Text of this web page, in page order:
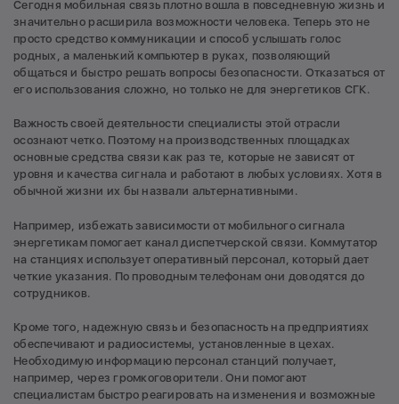
Сегодня мобильная связь плотно вошла в повседневную жизнь и
значительно расширила возможности человека. Теперь это не
просто средство коммуникации и способ услышать голос
родных, а маленький компьютер в руках, позволяющий
общаться и быстро решать вопросы безопасности. Отказаться от
его использования сложно, но только не для энергетиков СГК.
Важность своей деятельности специалисты этой отрасли
осознают четко. Поэтому на производственных площадках
основные средства связи как раз те, которые не зависят от
уровня и качества сигнала и работают в любых условиях. Хотя в
обычной жизни их бы назвали альтернативными.
Например, избежать зависимости от мобильного сигнала
энергетикам помогает канал диспетчерской связи. Коммутатор
на станциях использует оперативный персонал, который дает
четкие указания. По проводным телефонам они доводятся до
сотрудников.
Кроме того, надежную связь и безопасность на предприятиях
обеспечивают и радиосистемы, установленные в цехах.
Необходимую информацию персонал станций получает,
например, через громкоговорители. Они помогают
специалистам быстро реагировать на изменения и возможные